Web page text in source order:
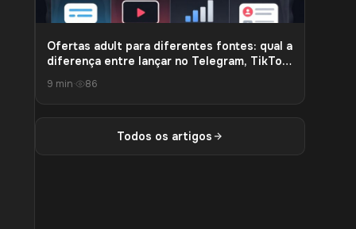
Ofertas adult para diferentes fontes: qual a
diferença entre lançar no Telegram, TikTok,
9 min· 86
Todos os artigos